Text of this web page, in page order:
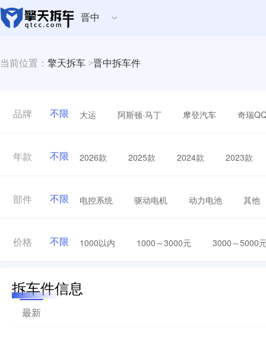
晋中
当前位置： 擎天拆车 >晋中拆车件
品牌 不限 大运 阿斯顿·马丁 摩登汽车 奇瑞
年款 不限 2026款 2025款 2024款 2023款
部件 不限 电控系统 驱动电机 动力电池 其他
价格 不限 1000以内 1000～3000元 3000～5000
拆车件信息
最新